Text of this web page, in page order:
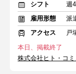
シフト
週
雇用形態
派
アクセス
戸
本日、掲載終了
株式会社ヒト・コ